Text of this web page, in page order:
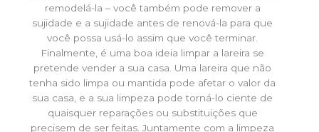
remodelá-la – você também pode remover a
sujidade e a sujidade antes de renová-la para que
você possa usá-lo assim que você terminar.
Finalmente, é uma boa ideia limpar a lareira se
pretende vender a sua casa. Uma lareira que não
tenha sido limpa ou mantida pode afetar o valor da
sua casa, e a sua limpeza pode torná-lo ciente de
quaisquer reparações ou substituições que
precisem de ser feitas. Juntamente com a limpeza